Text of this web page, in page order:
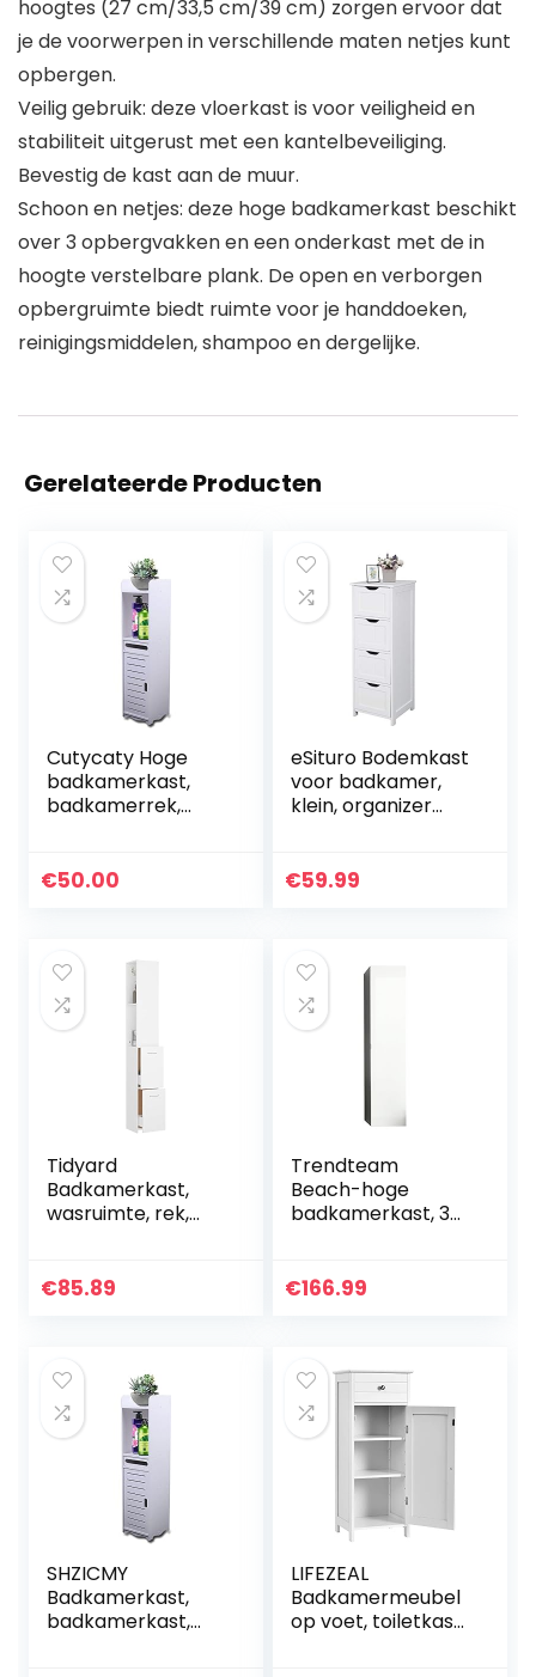
hoogtes (27 cm/33,5 cm/39 cm) zorgen ervoor dat
je de voorwerpen in verschillende maten netjes kunt
opbergen.
Veilig gebruik: deze vloerkast is voor veiligheid en
stabiliteit uitgerust met een kantelbeveiliging.
Bevestig de kast aan de muur.
Schoon en netjes: deze hoge badkamerkast beschikt
over 3 opbergvakken en een onderkast met de in
hoogte verstelbare plank. De open en verborgen
opbergruimte biedt ruimte voor je handdoeken,
reinigingsmiddelen, shampoo en dergelijke.
Gerelateerde Producten
Cutycaty Hoge
badkamerkast,
badkamerrek,
met 1 lade voor
€50.00
eSituro Bodemkast
voor badkamer,
klein, organizer
28 x 29 x 82 cm
€59.99
Tidyard
Badkamerkast,
wasruimte, rek,
kast,
€85.89
Trendteam
Beach-hoge
badkamerkast, 35
melamine, front
€166.99
SHZICMY
Badkamerkast,
badkamerkast,
LIFEZEAL
Badkamermeubel
op voet, toiletkast